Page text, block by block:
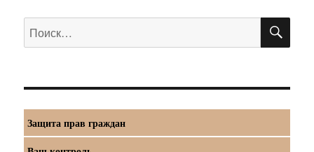
Искать:
Защита прав граждан